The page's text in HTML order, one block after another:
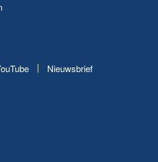
Nieuwsbrief